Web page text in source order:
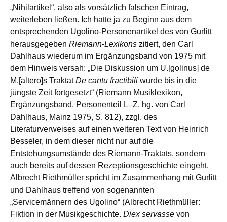
„Nihilartikel“, also als vorsätzlich falschen Eintrag,
weiterleben ließen. Ich hatte ja zu Beginn aus dem
entsprechenden Ugolino-Personenartikel des von Gurlitt
herausgegeben Riemann-Lexikons zitiert, den Carl
Dahlhaus wiederum im Ergänzungsband von 1975 mit
dem Hinweis versah: „Die Diskussion um U.[golinus] de
M.[altero]s TraktatDe cantu fractibili wurde bis in die
jüngste Zeit fortgesetzt“ (Riemann Musiklexikon,
Ergänzungsband, Personenteil L–Z, hg. von Carl
Dahlhaus, Mainz 1975, S. 812), zzgl. des
Literaturverweises auf einen weiteren Text von Heinrich
Besseler, in dem dieser nicht nur auf die
Entstehungsumstände des Riemann-Traktats, sondern
auch bereits auf dessen Rezeptionsgeschichte eingeht.
Albrecht Riethmüller spricht im Zusammenhang mit Gurlitt
und Dahlhaus treffend von sogenannten
„Servicemännern des Ugolino“ (Albrecht Riethmüller:
Fiktion in der Musikgeschichte. Diex servasse von